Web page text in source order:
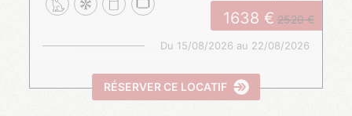
RÉSERVER CE LOCATIF
1638 2520
Du 15/08/2026 au 22/08/2026